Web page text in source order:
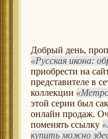
Добрый день,
Русская икона:
приобрести на
представителе в
коллекции
этой серии был
онлайн продаж.
поменять ссылку
купить можно